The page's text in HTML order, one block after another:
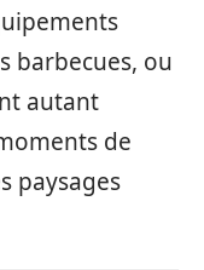
barbecues, ou
autant
de
paysages